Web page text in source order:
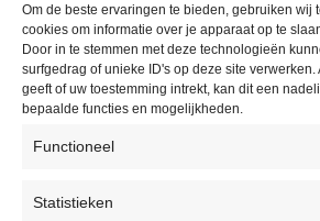
Om de beste ervaringen te bieden, gebruiken wij
cookies om informatie over je apparaat op te
Door in te stemmen met deze technologieën
surfgedrag of unieke ID's op deze site
geeft of uw toestemming intrekt, kan dit een
bepaalde functies en mogelijkheden.
Functioneel
Statistieken